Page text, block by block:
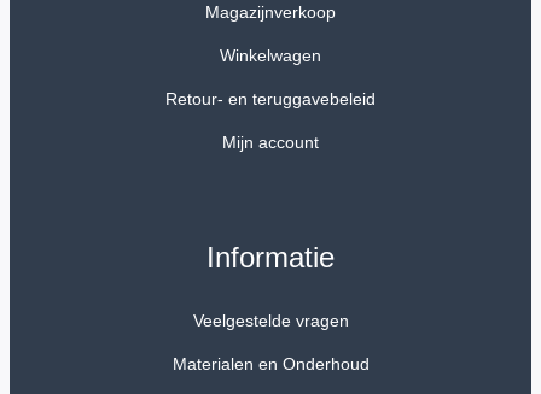
Magazijnverkoop
Winkelwagen
Retour- en teruggavebeleid
Mijn account
Informatie
Veelgestelde vragen
Materialen en Onderhoud